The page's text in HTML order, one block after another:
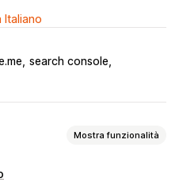
Italiano
search console
Mostra funzionalità